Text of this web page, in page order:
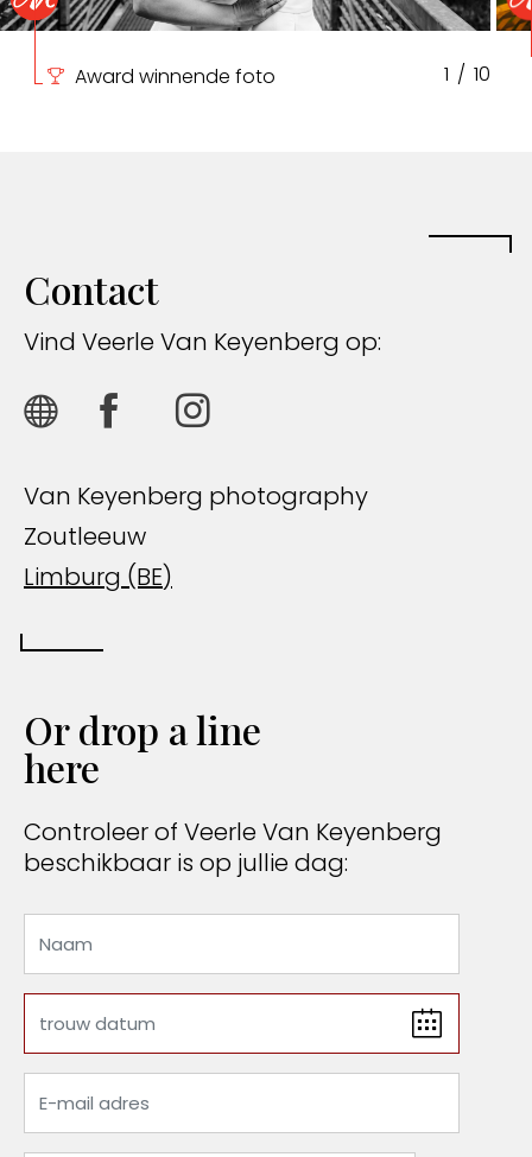
Award winnende foto 1 / 10
Contact
Vind Veerle Van Keyenberg op:
Van Keyenberg photography
Zoutleeuw
Limburg (BE)
Or drop a line
here
Controleer of Veerle Van Keyenberg
beschikbaar is op jullie dag: